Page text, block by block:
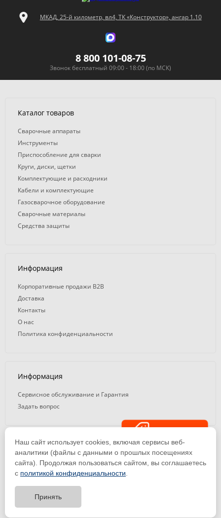
МКАД, 25-й километр, вл4, ТК «Конструктор», ангар 1.10
8 800 101-08-75
Звонок бесплатный 09:00 - 18:00 (по МСК)
Каталог товаров
Сварочные аппараты
Инструменты
Приспособление для сварки
Круги, диски, щетки
Комплектующие и расходники
Кабели и комплектующие
Газосварочное оборудование
Сварочные материалы
Средства защиты
Информация
Корпоративные продажи B2B
Доставка
Контакты
О нас
Политика конфиденциальности
Информация
Сервисное обслуживание и Гарантия
Задать вопрос
© 2008 — 2026. ООО «ТК Вэлд Плюс»
Email: ideasvarki@wp116.ru
Тел.: 8 800 101-08-75 (с 10:00 до 19:00)
ООО «Торговая Компания Вэлд Плюс» | ИНН 1650288518 | ОГРН
1141650012184
Наш сайт использует cookies, включая сервисы веб-
аналитики (файлы с данными о прошлых посещениях
сайта). Продолжая пользоваться сайтом, вы соглашаетесь
с политикой конфиденциальности
Принять